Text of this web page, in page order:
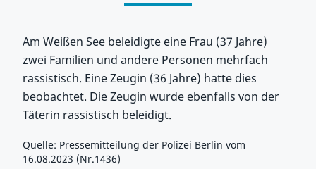
Am Weißen See beleidigte eine Frau (37 Jahre)
zwei Familien und andere Personen mehrfach
rassistisch. Eine Zeugin (36 Jahre) hatte dies
beobachtet. Die Zeugin wurde ebenfalls von der
Täterin rassistisch beleidigt.
Quelle: Pressemitteilung der Polizei Berlin vom
16.08.2023 (Nr.1436)